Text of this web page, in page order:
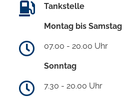
Tankstelle
Montag bis Samstag
07.00 - 20.00 Uhr
Sonntag
7.30 - 20.00 Uhr